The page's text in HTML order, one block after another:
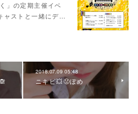
」の定期主催イベ
ャストと一緒にデ…
2018.07.09 05:48
ニキビ💥😡ぽめ